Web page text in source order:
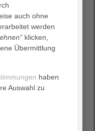
unserer
Eine wichtige
die Mahlzeiten.
der
wenn ein
Essen
stehen
sowie nach
auch ohne
werden
klicken,
Übermittlung
haben
Auswahl zu